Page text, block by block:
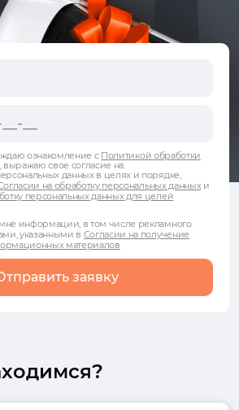
ознакомление с Политикой обработки
, выражаю свое согласие на:
данных в целях и порядке,
на обработку персональных данныхи
персональных данных для целей
информации, в том числе рекламного
указанными в Согласии на получение
материалов
заявку